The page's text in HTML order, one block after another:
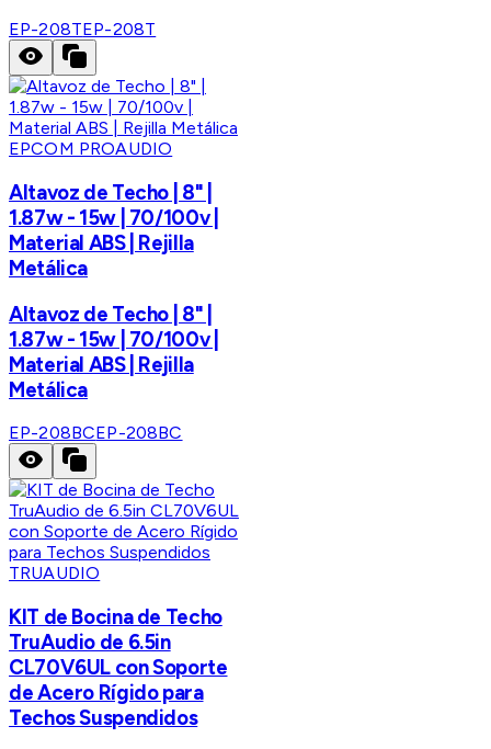
EP-208TEP-208T
EPCOM PROAUDIO
Altavoz de Techo | 8" |
1.87w - 15w | 70/100v |
Material ABS | Rejilla
Metálica
Altavoz de Techo | 8" |
1.87w - 15w | 70/100v |
Material ABS | Rejilla
Metálica
EP-208BCEP-208BC
TRUAUDIO
KIT de Bocina de Techo
TruAudio de 6.5in
CL70V6UL con Soporte
de Acero Rígido para
Techos Suspendidos